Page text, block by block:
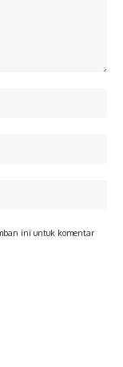
ini untuk komentar